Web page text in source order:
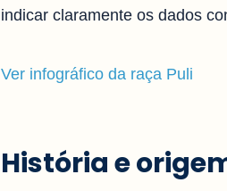
indicar claramente os dados
Ver infográfico da raça Puli
História e